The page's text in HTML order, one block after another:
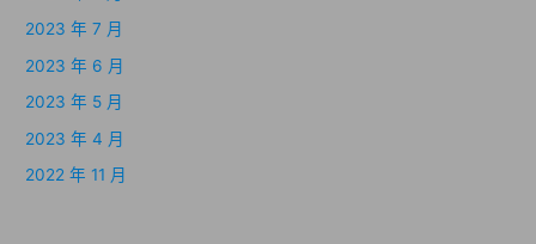
2023 年 7 月
2023 年 6 月
2023 年 5 月
2023 年 4 月
2022 年 11 月